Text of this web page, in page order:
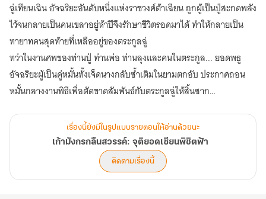
ฉู่เทียนเฉิน อัจฉริยะอันดับหนึ่งแห่งราชวงศ์ต้าเฉียน ถูกผู้เป็นปู่สะกดพลัง
ไว้จนกลายเป็นคนเขลาอยู่ห้าปีจึงรักษาชีวิตรอดมาได้ ทำให้กลายเป็น
ทายาทคนสุดท้ายที่เหลืออยู่ของตระกูลฉู่
ทว่าในงานศพของท่านปู่ ท่านพ่อ ท่านลุงและคนในตระกูล... ยอดพธู
อัจฉริยะผู้เป็นคู่หมั้นทั้งเจ็ดนางกลับซ้ำเติมในยามตกอับ ประกาศถอน
หมั้นกลางงานพิธีเพื่อตัดขาดสัมพันธ์กับตระกูลฉู่ให้สิ้นซาก
สองนางหวาดวิตกจนเสียสติ ในยามที่ตระกูลล่มสลายจนฐานะต่ำต้อยยิ่ง
กว่าสุนัข ฉู่เทียนเฉินที่ตกอยู่ในห้วงความเขลามาห้าปีพลันตื่นรู้ ด้วยแหวน
โบราณที่มารดาทิ้งไว้ให้ ทำให้เขาได้รับสืบทอดมรดกแห่งจักรพรรดิมังกร
นิรันดร์กาล ฝึกปรือเคล็ดวิชา "คัมภีร์เก้ามังกรกลืนสวรรค์"
เรื่องนี้ยังมีในรูปแบบรายตอนให้อ่านด้วยนะ
เก้ามังกรกลืนสวรรค์: จุติยอดเซียนพิชิตฟ้า
ติดตามเรื่องนี้